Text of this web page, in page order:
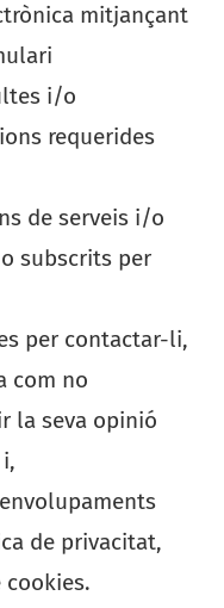
mitjançant
i/o
requerides
de serveis i/o
subscrits per
per contactar-li,
com no
la seva opinió
de privacitat,